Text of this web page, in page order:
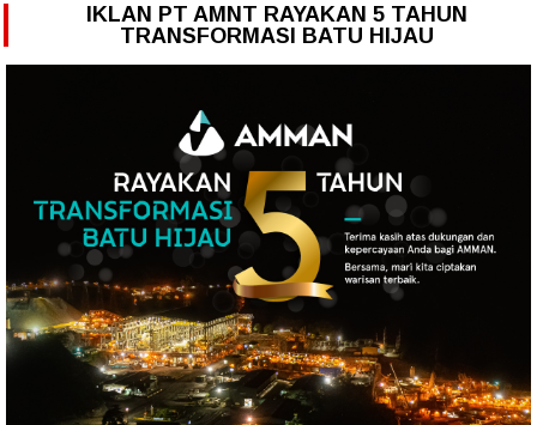
IKLAN PT AMNT RAYAKAN 5 TAHUN
TRANSFORMASI BATU HIJAU